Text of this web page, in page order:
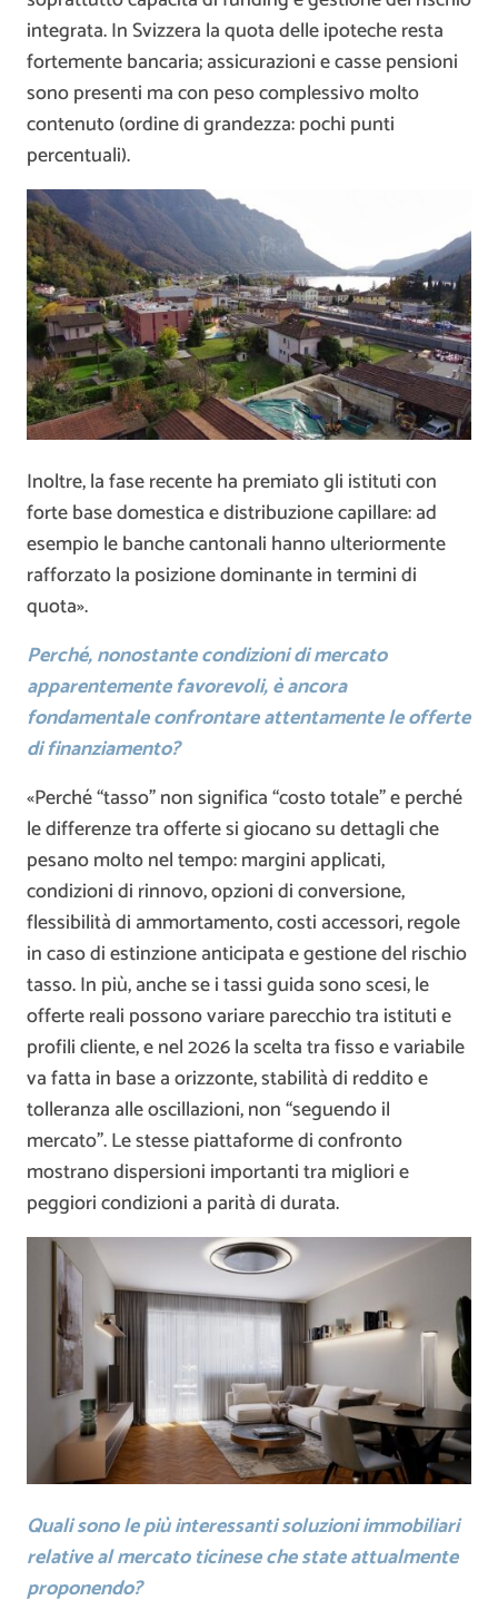
integrata. In Svizzera la quota delle ipoteche resta
fortemente bancaria; assicurazioni e casse pensioni
sono presenti ma con peso complessivo molto
contenuto (ordine di grandezza: pochi punti
percentuali).
Inoltre, la fase recente ha premiato gli istituti con
forte base domestica e distribuzione capillare: ad
esempio le banche cantonali hanno ulteriormente
rafforzato la posizione dominante in termini di
quota».
Perché, nonostante condizioni di mercato
apparentemente favorevoli, è ancora
fondamentale confrontare attentamente le offerte
di finanziamento?
«Perché “tasso” non significa “costo totale” e perché
le differenze tra offerte si giocano su dettagli che
pesano molto nel tempo: margini applicati,
condizioni di rinnovo, opzioni di conversione,
flessibilità di ammortamento, costi accessori, regole
in caso di estinzione anticipata e gestione del rischio
tasso. In più, anche se i tassi guida sono scesi, le
offerte reali possono variare parecchio tra istituti e
profili cliente, e nel 2026 la scelta tra fisso e variabile
va fatta in base a orizzonte, stabilità di reddito e
tolleranza alle oscillazioni, non “seguendo il
mercato”. Le stesse piattaforme di confronto
mostrano dispersioni importanti tra migliori e
peggiori condizioni a parità di durata.
Quali sono le più interessanti soluzioni immobiliari
relative al mercato ticinese che state attualmente
proponendo?